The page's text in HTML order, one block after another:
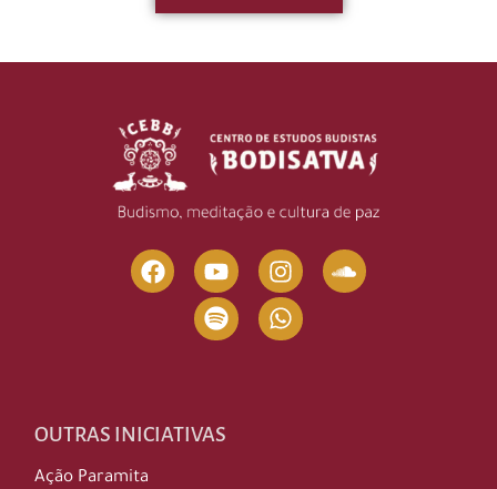
OUTRAS INICIATIVAS
Ação Paramita